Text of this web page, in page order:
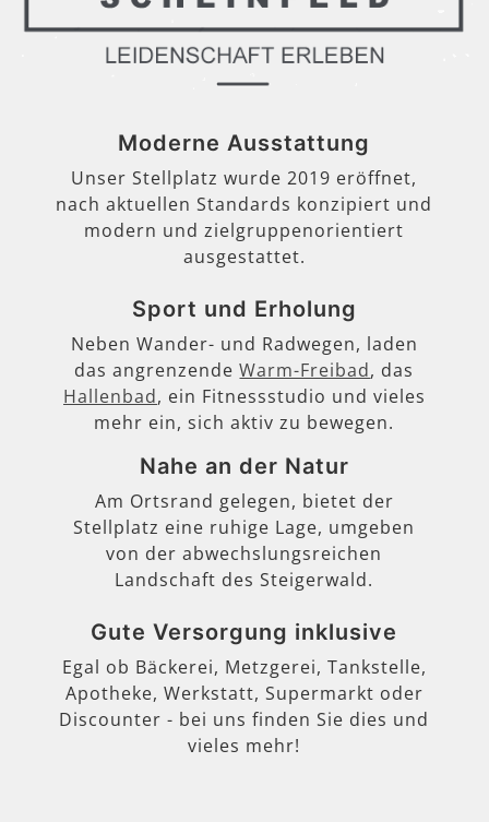
Moderne Ausstattung
Unser Stellplatz wurde 2019 eröffnet,
nach aktuellen Standards konzipiert und
modern und zielgruppenorientiert
ausgestattet.
Sport und Erholung
Neben Wander- und Radwegen, laden
das angrenzendeWarm-Freibad, das
Hallenbad, ein Fitnessstudio und vieles
mehr ein, sich aktiv zu bewegen.
Nahe an der Natur
Am Ortsrand gelegen, bietet der
Stellplatz eine ruhige Lage, umgeben
von der abwechslungsreichen
Landschaft des Steigerwald.
Gute Versorgung inklusive
Egal ob Bäckerei, Metzgerei, Tankstelle,
Apotheke, Werkstatt, Supermarkt oder
Discounter - bei uns finden Sie dies und
vieles mehr!